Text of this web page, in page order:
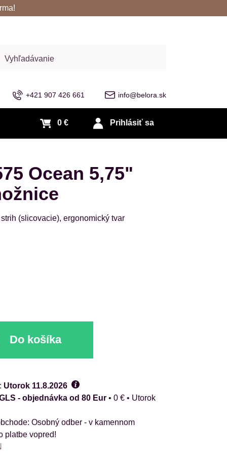
+421 907 426 661 info@belora.sk
Prihlásiť sa
0 €
Ocean 5,75"
(slicovacie), ergonomický tvar
Do košíka
Utorok11.8.2026
- objednávka od 80 Eur• 0 € • Utorok
Osobný odber - v kamennom
platbe vopred!